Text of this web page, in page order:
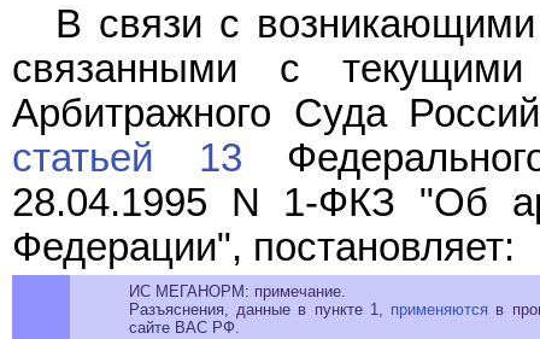
В связи с
связанными с
Арбитражного Суда
статьей 13
28.04.1995 N 1-ФКЗ "Об
Федерации", постановляет:
ИС МЕГАНОРМ: примечание.
Разъяснения, данные в пункте 1, применяются в
сайте ВАС РФ.